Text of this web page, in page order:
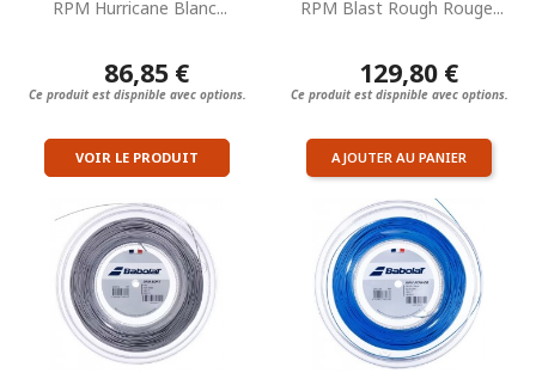
RPM Hurricane Blanc...
86,85 €
Ce produit est dispnible avec options.
VOIR LE PRODUIT
RPM Blast Rough Rouge...
129,80 €
Ce produit est dispnible avec options.
AJOUTER AU PANIER